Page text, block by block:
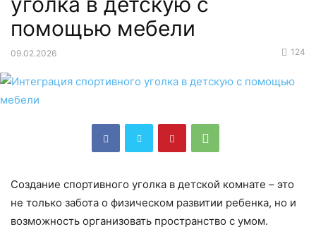
помощью мебели
09.02.2026 124
Создание спортивного уголка в детской комнате – это
не только забота о физическом развитии ребенка, но и
возможность организовать пространство с умом.